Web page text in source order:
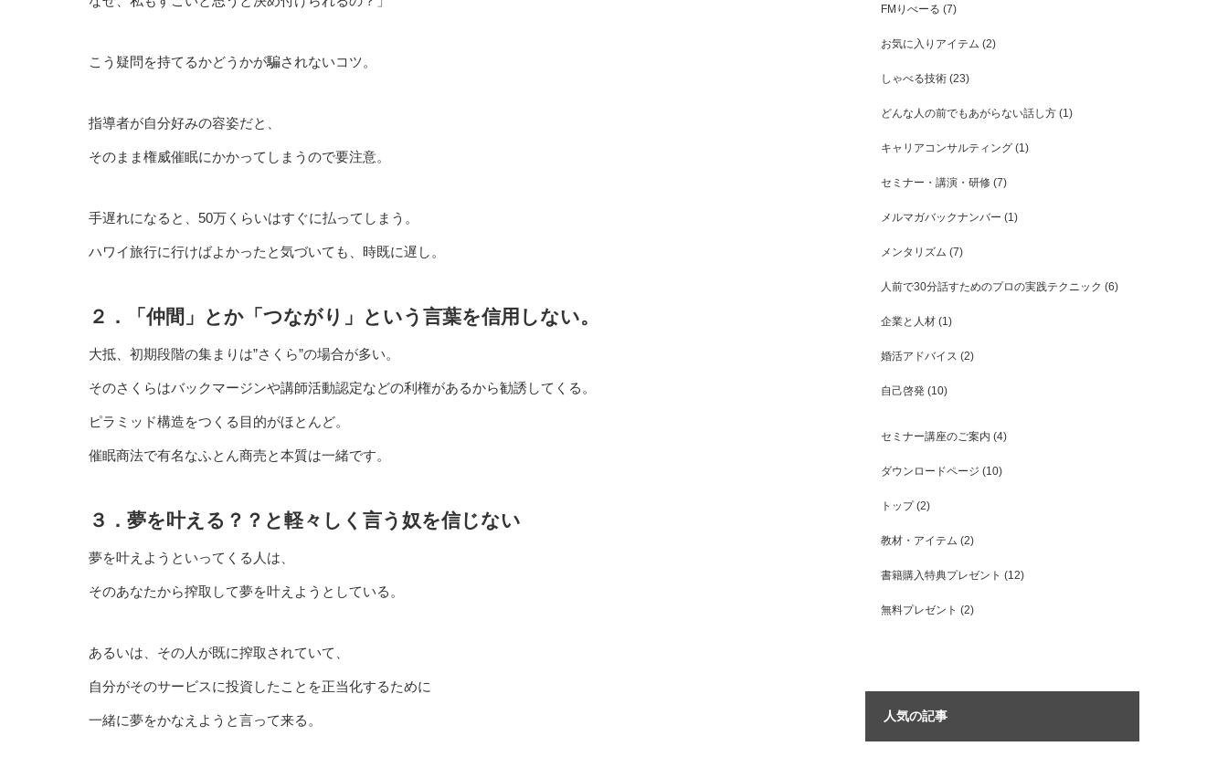
こう疑問を持てるかどうかが騙されないコツ。
指導者が自分好みの容姿だと、
そのまま権威催眠にかかってしまうので要注意。
手遅れになると、50万くらいはすぐに払ってしまう。
ハワイ旅行に行けばよかったと気づいても、時既に遅し。
２．「仲間」とか「つながり」という言葉を信用しない。
大抵、初期段階の集まりは”さくら”の場合が多い。
そのさくらはバックマージンや講師活動認定などの利権があるから勧誘してくる。
ピラミッド構造をつくる目的がほとんど。
催眠商法で有名なふとん商売と本質は一緒です。
３．夢を叶える？？と軽々しく言う奴を信じない
夢を叶えようといってくる人は、
そのあなたから搾取して夢を叶えようとしている。
あるいは、その人が既に搾取されていて、
自分がそのサービスに投資したことを正当化するために
一緒に夢をかなえようと言って来る。
FMりべーる (7)
お気に入りアイテム (2)
しゃべる技術 (23)
どんな人の前でもあがらない話し方 (1)
キャリアコンサルティング (1)
セミナー・講演・研修 (7)
メルマガバックナンバー (1)
メンタリズム (7)
人前で30分話すためのプロの実践テクニック (6)
企業と人材 (1)
婚活アドバイス (2)
自己啓発 (10)
セミナー講座のご案内 (4)
ダウンロードページ (10)
トップ(2)
教材・アイテム (2)
書籍購入特典プレゼント (12)
無料プレゼント (2)
人気の記事